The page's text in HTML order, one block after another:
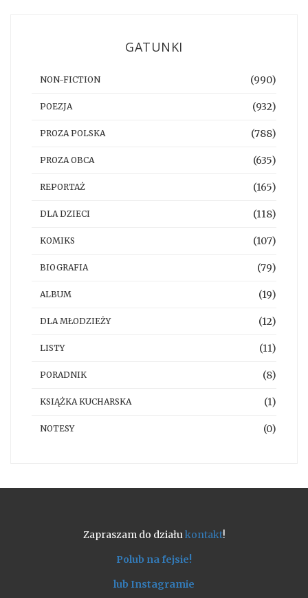
GATUNKI
NON-FICTION (990)
POEZJA (932)
PROZA POLSKA (788)
PROZA OBCA (635)
REPORTAŻ (165)
DLA DZIECI (118)
KOMIKS (107)
BIOGRAFIA (79)
ALBUM (19)
DLA MŁODZIEŻY (12)
LISTY (11)
PORADNIK (8)
KSIĄŻKA KUCHARSKA (1)
NOTESY (0)
Zapraszam do działu kontakt!
Polub na fejsie!
lub Instagramie